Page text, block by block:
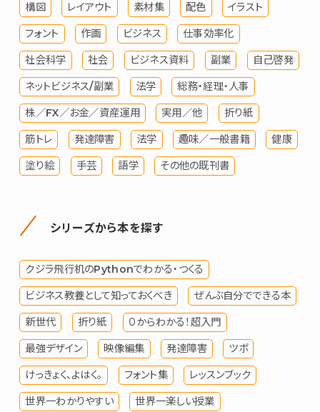
構図 レイアウト 素材集 配色 イラスト
フォント 作画 ビジネス 仕事効率化
社会科学 社会 ビジネス資料 副業 自己啓発
ネットビジネス/副業 法学 総務・経理・人事
株／FX／お金／資産運用 実用／他 折り紙
筋トレ 発達障害 法学 趣味／一般書籍 健康
塗り絵 手芸 語学 その他の既刊書
シリーズから本を探す
クジラ飛行机のPythonでわかる・つくる
ビジネス教養として知っておくべき ぜんぶ自分でできる本
新世代 折り紙 ０からわかる！超入門
最強デザイン 映像編集 発達障害 ツボ
けっきょく、よはく。 フォント集 レッスンブック
世界一わかりやすい 世界一楽しい授業